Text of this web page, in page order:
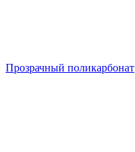
Прозрачный поликарбонат